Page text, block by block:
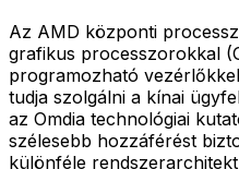
Az AMD központi
grafikus processzorokkal
programozható
tudja szolgálni a kínai
az Omdia technológiai
szélesebb hozzáférést
különféle